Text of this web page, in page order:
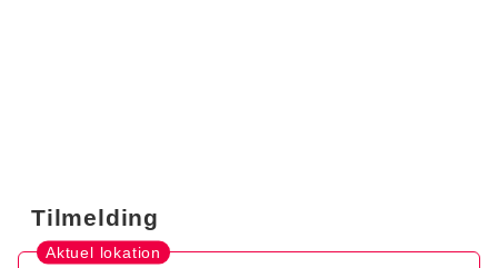
Tilmelding
Aktuel lokation